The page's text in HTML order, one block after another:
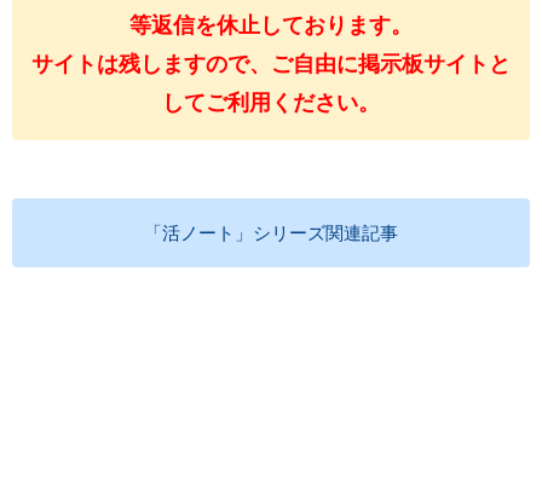
等返信を休止しております。
サイトは残しますので、ご自由に掲示板サイトと
してご利用ください。
「活ノート」シリーズ関連記事